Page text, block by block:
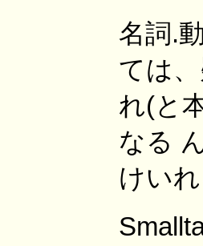
名詞.
ては
れ(と
なる
けい